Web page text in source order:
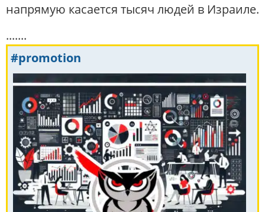
напрямую касается тысяч людей в Израиле.
.......
#promotion